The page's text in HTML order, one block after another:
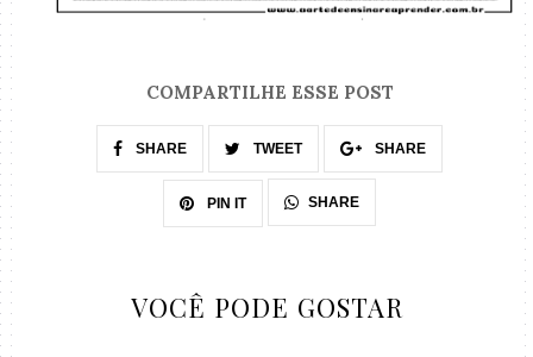
COMPARTILHE ESSE POST
SHARE TWEET SHARE
PIN IT SHARE
VOCÊ PODE GOSTAR